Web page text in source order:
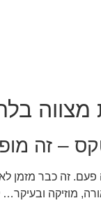
מצווה
– זה
פעם. זה כבר מזמן
מוזיקה